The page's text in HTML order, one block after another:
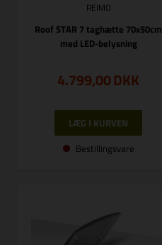
REIMO
Roof STAR 7 taghætte 70x50cm
med LED-belysning
4.799,00DKK
Bestillingsvare